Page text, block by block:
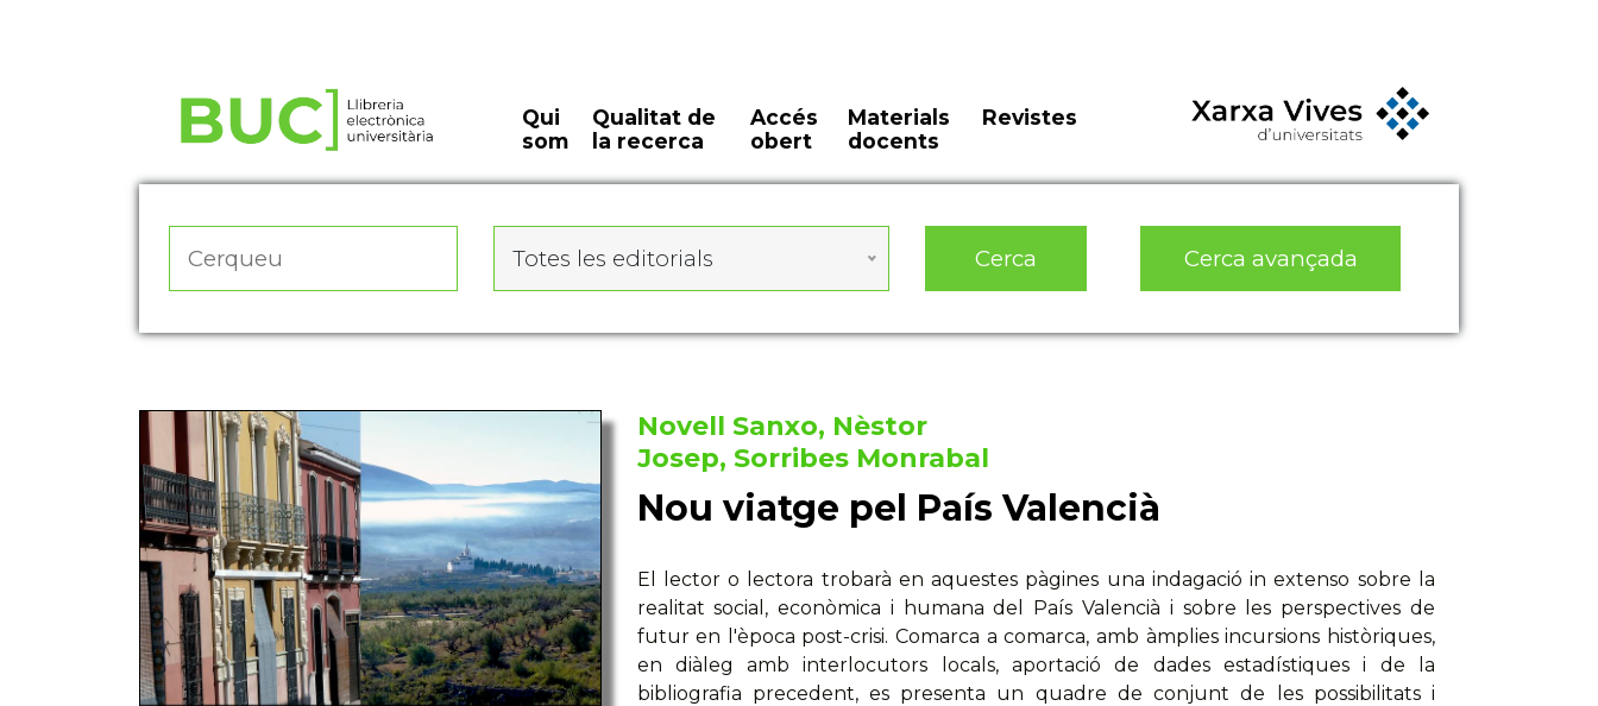
Qui
som
Qualitat de
la recerca
Accés
obert
Materials
docents
Revistes
Totes les editorials Cerca Cerca avançada
Novell Sanxo, Nèstor
Josep, Sorribes Monrabal
Nou viatge pel País Valencià
El lector o lectora trobarà en aquestes pàgines una indagació in extenso sobre la
realitat social, econòmica i humana del País Valencià i sobre les perspectives de
futur en l'època post-crisi. Comarca a comarca, amb àmplies incursions històriques,
en diàleg amb interlocutors locals, aportació de dades estadístiques i de la
bibliografia precedent, es presenta un quadre de conjunt de les possibilitats i